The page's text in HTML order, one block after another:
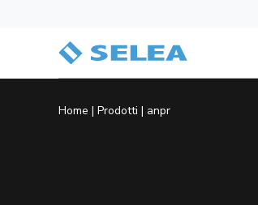
Home | Prodotti | anpr